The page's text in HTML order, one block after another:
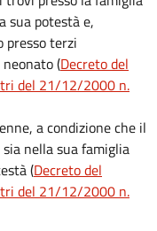
sua potestà e,
presso terzi
neonato (Decreto del
del 21/12/2000 n.
a condizione che il
nella sua famiglia
(Decreto del
del 21/12/2000 n.